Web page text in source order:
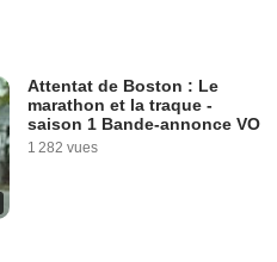
Attentat de Boston : Le
marathon et la traque -
saison 1 Bande-annonce VO
1 282 vues